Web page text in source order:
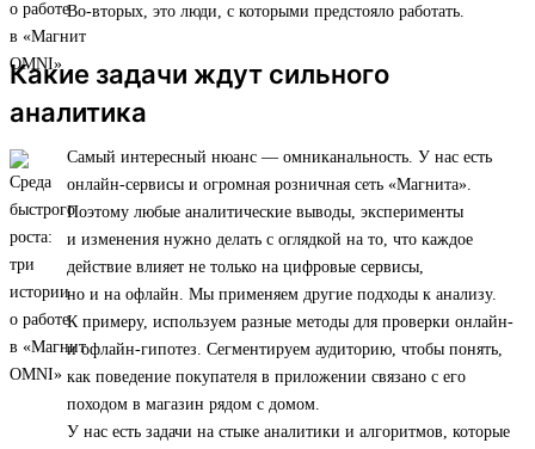
Во-вторых, это люди, с которыми предстояло работать.
Какие задачи ждут сильного
аналитика
Самый интересный нюанс — омниканальность. У нас есть
онлайн-сервисы и огромная розничная сеть «Магнита».
Поэтому любые аналитические выводы, эксперименты
и изменения нужно делать с оглядкой на то, что каждое
действие влияет не только на цифровые сервисы,
но и на офлайн. Мы применяем другие подходы к анализу.
К примеру, используем разные методы для проверки онлайн-
и офлайн-гипотез. Сегментируем аудиторию, чтобы понять,
как поведение покупателя в приложении связано с его
походом в магазин рядом с домом.
У нас есть задачи на стыке аналитики и алгоритмов, которые